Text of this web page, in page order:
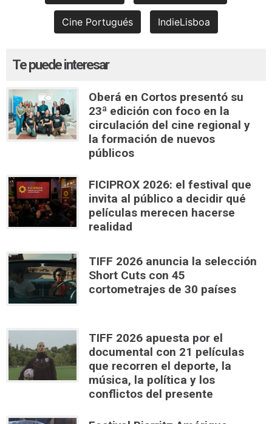
Cine Portugués IndieLisboa
Te puede interesar
Oberá en Cortos presentó su
23ª edición con foco en la
circulación del cine regional y
la formación de nuevos
públicos
FICIPROX 2026: el festival que
invita al público a decidir qué
películas merecen hacerse
realidad
TIFF 2026 anuncia la selección
Short Cuts con 45
cortometrajes de 30 países
TIFF 2026 apuesta por el
documental con 21 películas
que recorren el deporte, la
música, la política y los
conflictos del presente